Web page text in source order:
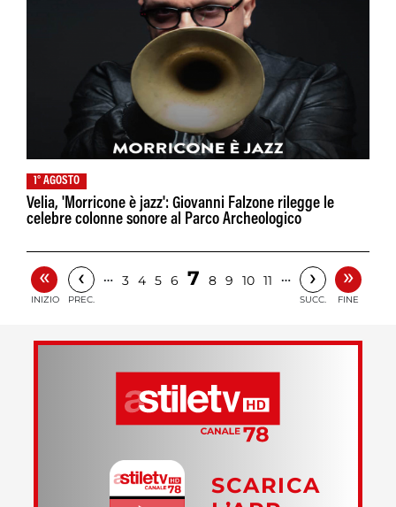
1° AGOSTO
Velia, 'Morricone è jazz': Giovanni Falzone rilegge le
celebre colonne sonore al Parco Archeologico
«
INIZIO
‹
PREC.
… 3 4 5 6 7 8 9 10 11 … ›
SUCC.
»
FINE
SCARICA